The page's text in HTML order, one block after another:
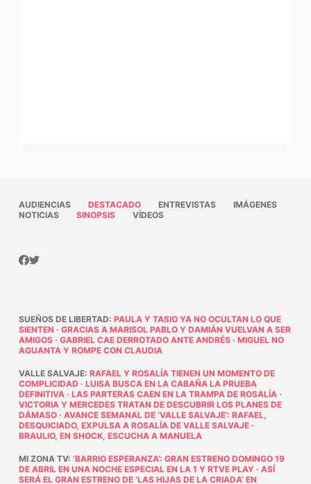
AUDIENCIAS DESTACADO ENTREVISTAS
IMÁGENES
NOTICIAS
SINOPSIS VÍDEOS
SUEÑOS DE LIBERTAD: PAULA Y TASIO YA NO OCULTAN LO QUE
SIENTEN · GRACIAS A MARISOL PABLO Y DAMIÁN VUELVAN A SER
AMIGOS· GABRIEL CAE DERROTADO ANTE ANDRÉS· MIGUEL NO
AGUANTA Y ROMPE CON CLAUDIA
VALLE SALVAJE: RAFAEL Y ROSALÍA TIENEN UN MOMENTO DE
COMPLICIDAD · LUISA BUSCA EN LA CABAÑA LA PRUEBA
DEFINITIVA· LAS PARTERAS CAEN EN LA TRAMPA DE ROSALÍA·
VICTORIA Y MERCEDES TRATAN DE DESCUBRIR LOS PLANES DE
DÁMASO· AVANCE SEMANAL DE ‘VALLE SALVAJE’: RAFAEL,
DESQUICIADO, EXPULSA A ROSALÍA DE VALLE SALVAJE·
BRAULIO, EN SHOCK, ESCUCHA A MANUELA
MI ZONA TV: ‘BARRIO ESPERANZA’: GRAN ESTRENO DOMINGO 19
DE ABRIL EN UNA NOCHE ESPECIAL EN LA 1 Y RTVE PLAY· ASÍ
SERÁ EL GRAN ESTRENO DE ‘LAS HIJAS DE LA CRIADA’ EN